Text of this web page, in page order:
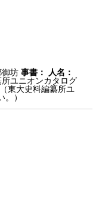
御坊 事書：
人名：
所ユニオンカタログ
（東大史料編纂所ユ
）